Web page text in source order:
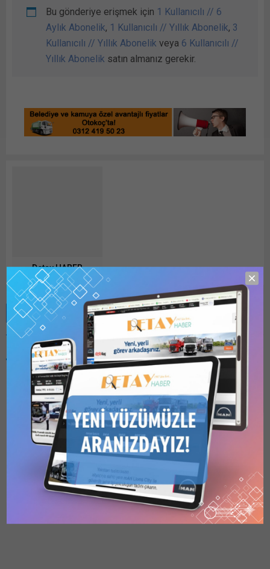
Bu gönderiye erişmek için 1 Kullanıcılı // 6
Aylık Abonelik, 1 Kullanıcılı // Yıllık Abonelik, 3
Kullanıcılı // Yıllık Abonelik veya 6 Kullanıcılı //
Yıllık Abonelik satın almanız gerekir.
Detay HABER
Benzer Konular
Bu kategori yalnızca
üyeler tarafından
görüntülenebilir. Bu
kategoriyi
görüntülemek için1
Kullanıcılı // 6 Aylık
Abonelik
1 Kullanıcılı
// Yıllık Abonelik ,3
Kullanıcılı // Yıllık
Abonelikveya
Kullanıcılı // Yıllık
Aboneliksatın alarak
kaydolun.
ANKARA İTFAİYESİ,
MAKİNE PARKINA YENİ
ARAÇLAR ALACAK
Ankara Büyükşehir
Belediyesi İtfaiye Dairesi
Başkanlığı tarafından
önümüzdeki dönemde
makine parkına dahil etmeyi
planladığı yeni itfaiye
06.12.2025 0